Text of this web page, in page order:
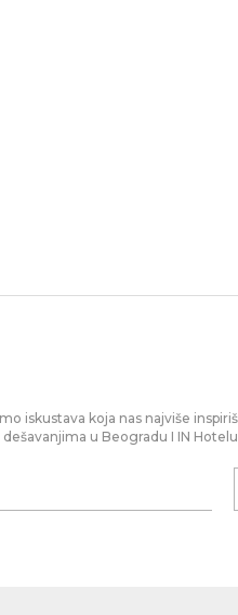
iskustava koja nas najviše
u Beogradu I IN